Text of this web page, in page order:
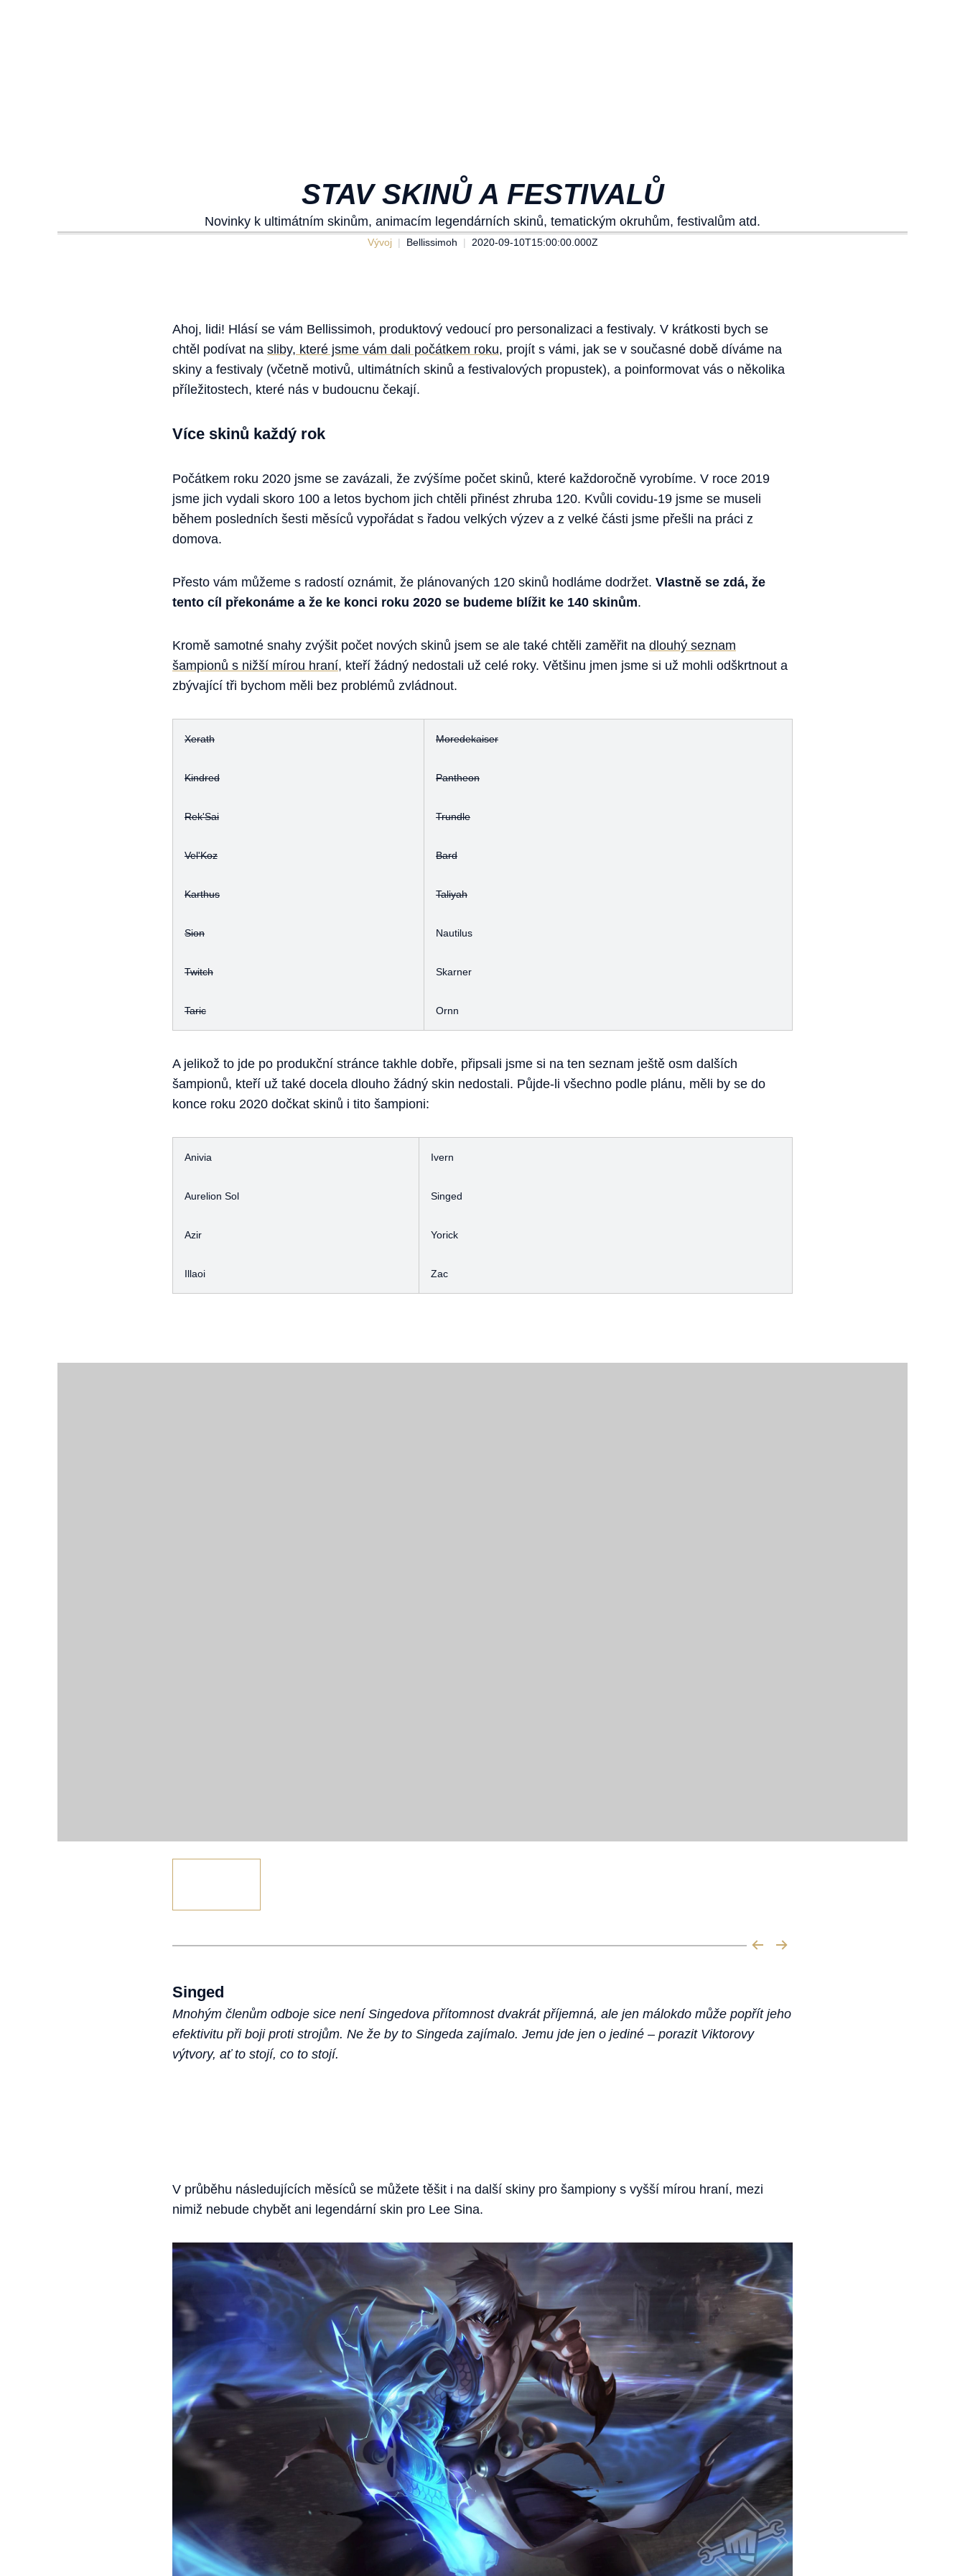
STAV SKINŮ A FESTIVALŮ
Novinky k ultimátním skinům, animacím legendárních skinů, tematickým okruhům, festivalům atd.
Vývoj Bellissimoh 2020-09-10T15:00:00.000Z
Ahoj, lidi! Hlásí se vám Bellissimoh, produktový vedoucí pro personalizaci a festivaly. V krátkosti bych se
chtěl podívat na sliby, které jsme vám dali počátkem roku, projít s vámi, jak se v současné době díváme na
skiny a festivaly (včetně motivů, ultimátních skinů a festivalových propustek), a poinformovat vás o několika
příležitostech, které nás v budoucnu čekají.
Více skinů každý rok
Počátkem roku 2020 jsme se zavázali, že zvýšíme počet skinů, které každoročně vyrobíme. V roce 2019
jsme jich vydali skoro 100 a letos bychom jich chtěli přinést zhruba 120. Kvůli covidu-19 jsme se museli
během posledních šesti měsíců vypořádat s řadou velkých výzev a z velké části jsme přešli na práci z
domova.
Přesto vám můžeme s radostí oznámit, že plánovaných 120 skinů hodláme dodržet. Vlastně se zdá, že
tento cíl překonáme a že ke konci roku 2020 se budeme blížit ke 140 skinům.
Kromě samotné snahy zvýšit počet nových skinů jsem se ale také chtěli zaměřit na dlouhý seznam
šampionů s nižší mírou hraní, kteří žádný nedostali už celé roky. Většinu jmen jsme si už mohli odškrtnout a
zbývající tři bychom měli bez problémů zvládnout.
Xerath
Kindred
Rek'Sai
Vel'Koz
Karthus
Sion
Twitch
Taric
Moredekaiser
Pantheon
Trundle
Bard
Taliyah
Nautilus
Skarner
Ornn
A jelikož to jde po produkční stránce takhle dobře, připsali jsme si na ten seznam ještě osm dalších
šampionů, kteří už také docela dlouho žádný skin nedostali. Půjde-li všechno podle plánu, měli by se do
konce roku 2020 dočkat skinů i tito šampioni:
Anivia
Aurelion Sol
Azir
Illaoi
Ivern
Singed
Yorick
Zac
Singed
Mnohým členům odboje sice není Singedova přítomnost dvakrát příjemná, ale jen málokdo může popřít jeho
efektivitu při boji proti strojům. Ne že by to Singeda zajímalo. Jemu jde jen o jediné – porazit Viktorovy
výtvory, ať to stojí, co to stojí.
V průběhu následujících měsíců se můžete těšit i na další skiny pro šampiony s vyšší mírou hraní, mezi
nimiž nebude chybět ani legendární skin pro Lee Sina.